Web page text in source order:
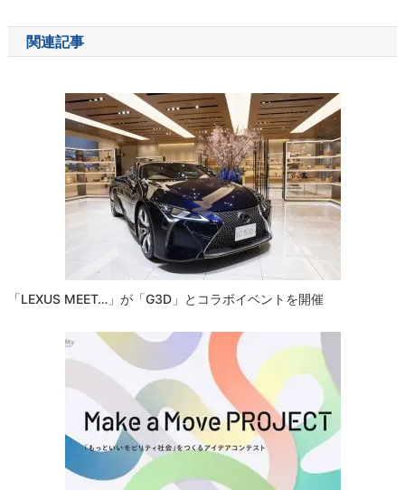
ナ
ビ
関連記事
「LEXUS MEET…」が「G3D」とコラボイベントを開催